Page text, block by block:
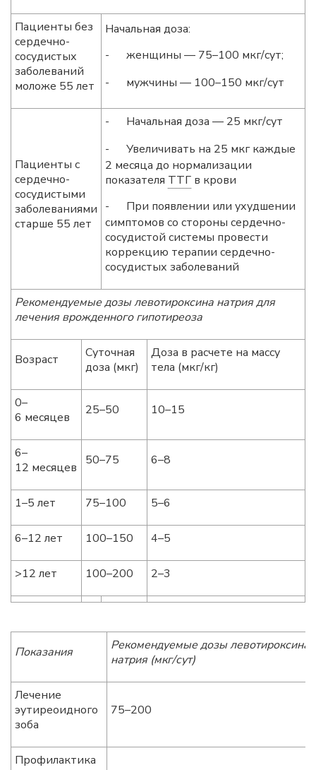
Пациенты без
сердечно-
сосудистых
заболеваний
моложе 55 лет
Начальная доза:
-
женщины — 75–100 мкг/сут;
-
мужчины — 100–150 мкг/сут
Пациенты с
сердечно-
сосудистыми
заболеваниями
старше 55 лет
-
Начальная доза — 25 мкг/сут
-
Увеличивать на 25 мкг каждые
2 месяца до нормализации
показателя ТТГв крови
-
При появлении или ухудшении
симптомов со стороны сердечно-
сосудистой системы провести
коррекцию терапии сердечно-
сосудистых заболеваний
Рекомендуемые дозы левотироксина натрия для
лечения врожденного гипотиреоза
Возраст
Суточная
доза (мкг)
Доза в расчете на массу
тела (мкг/кг)
0–
6 месяцев
25–50 10–15
6–
12 месяцев
50–75 6–8
1–5 лет 75–100 5–6
6–12 лет 100–150 4–5
>12 лет 100–200 2–3
Показания
Рекомендуемые дозы левотироксина
натрия (мкг/сут)
Лечение
эутиреоидного
зоба
75–200
Профилактика